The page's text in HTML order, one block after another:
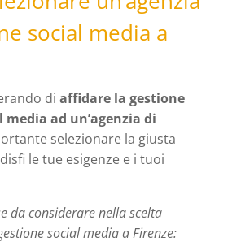
social media a
di affidare la gestione
ad un’agenzia di
selezionare la giusta
le tue esigenze e i tuoi
da considerare nella scelta
social media a Firenze: